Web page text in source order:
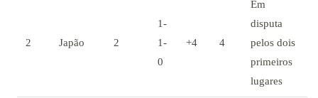
2 Japão 2
1-
1-
0
+4 4
Em
disputa
pelos dois
primeiros
lugares